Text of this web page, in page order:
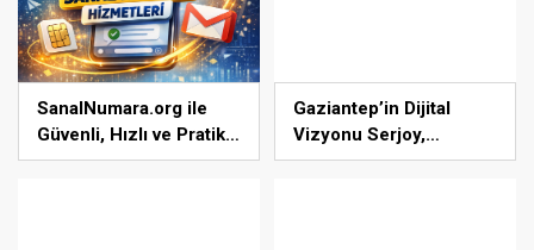
SanalNumara.org ile
Güvenli, Hızlı ve Pratik
SMS Onay Çözümleri
Gaziantep’in Dijital
Vizyonu Serjoy,
Gaziantep Üniversitesi